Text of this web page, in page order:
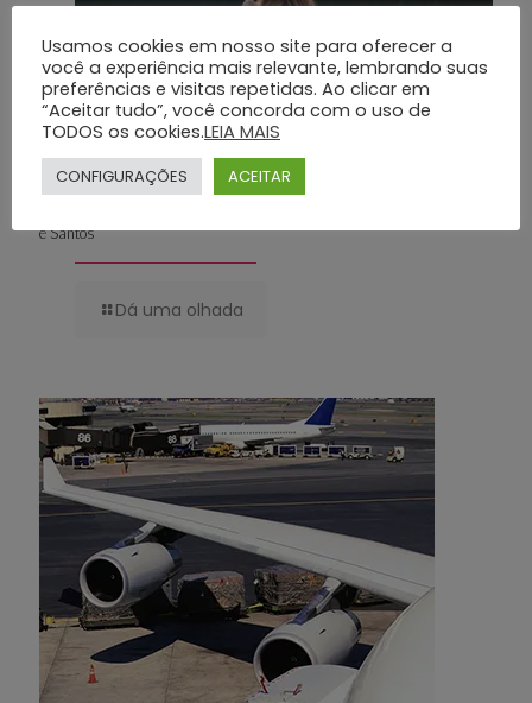
e Santos
Dá uma olhada
Usamos cookies em nosso site para oferecer a
você a experiência mais relevante, lembrando suas
preferências e visitas repetidas. Ao clicar em
“Aceitar tudo”, você concorda com o uso de
TODOS os cookies.LEIA MAIS
CONFIGURAÇÕES ACEITAR